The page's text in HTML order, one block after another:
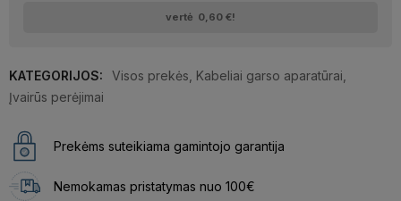
vertė 0,60 €!
KATEGORIJOS: Visos prekės Kabeliai garso aparatūrai
Įvairūs perėjimai
Prekėms suteikiama gamintojo garantija
Nemokamas pristatymas nuo 100€